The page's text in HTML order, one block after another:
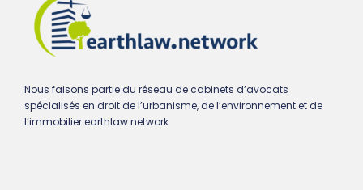
Nous faisons partie du réseau de cabinets d’avocats
spécialisés en droit de l’urbanisme, de l’environnement et de
l’immobilier earthlaw.network